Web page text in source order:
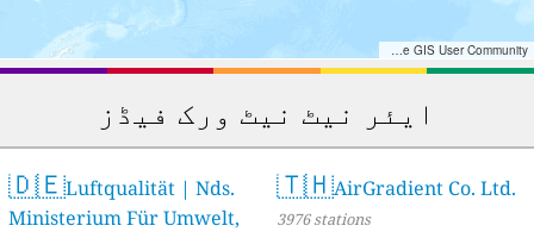
Tiles © Esri — Esri, DeLorme, NAVTEQ, TomTom, Intermap, iPC, USGS, FAO, NPS, NRCAN, GeoBase, Kadaster NL, Ordnance Survey, Esri Japan, METI, Esri China (Hong Kong), and the GIS User Community
ایئر نیٹ نیٹ ورک فیڈز
🇹🇭AirGradient Co. Ltd.
3976 stations
🇩🇪Luftqualität | Nds.
Ministerium Für Umwelt,